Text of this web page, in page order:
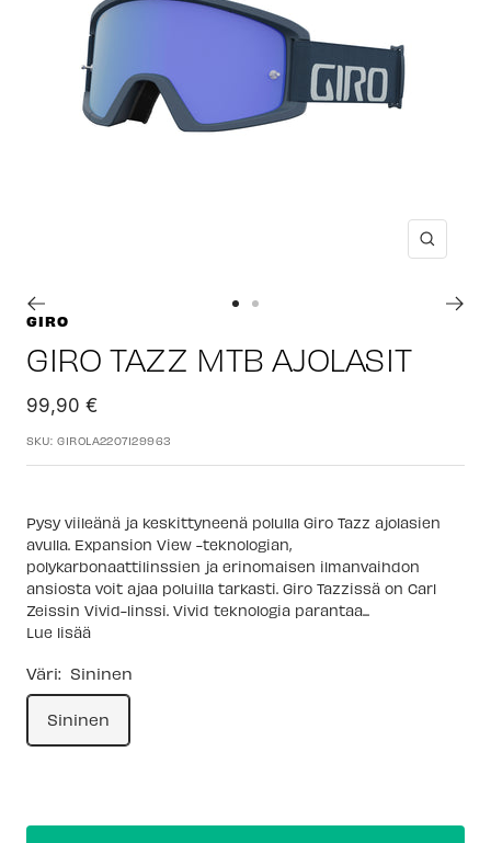
2
GIRO
GIRO TAZZ MTB AJOLASIT
Alennushinta
99,90 €
SKU:GIROLA2207129963
Pysy viileänä ja keskittyneenä polulla Giro Tazz ajolasien
avulla. Expansion View -teknologian,
polykarbonaattilinssien ja erinomaisen ilmanvaihdon
ansiosta voit ajaa poluilla tarkasti. Giro Tazzissä on Carl
Zeissin Vivid-linssi. Vivid teknologia parantaa...
Lue lisää
Väri: Sininen
Sininen